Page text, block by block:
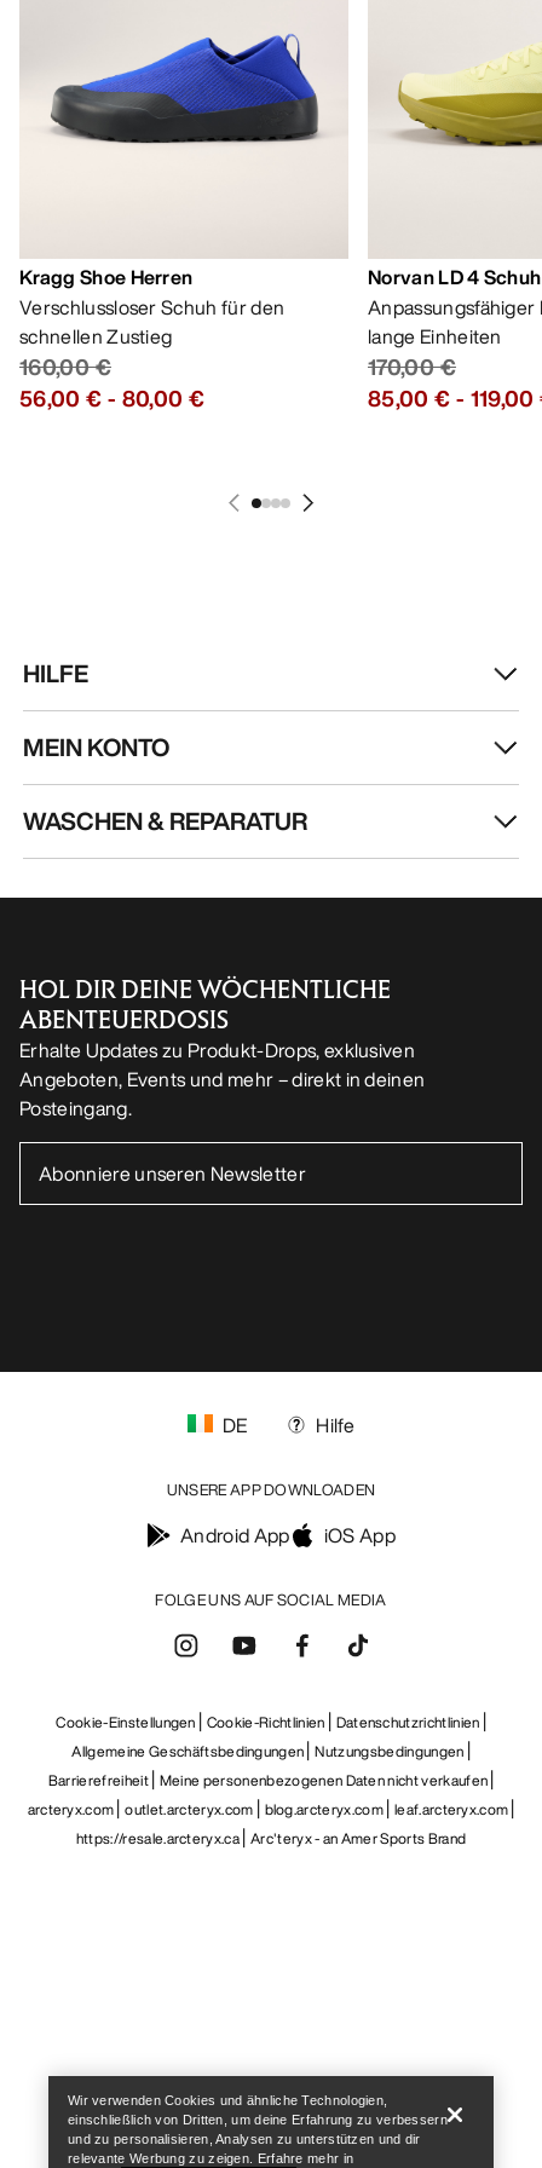
Kragg Shoe Herren
Verschlussloser Schuh für den
schnellen Zustieg
160,00 €
56,00 €- 80,00 €
Norvan LD 4
lange Einheiten
170,00 €
85,00 €-
HILFE
MEIN KONTO
WASCHEN & REPARATUR
HOL DIR DEINE WÖCHENTLICHE
ABENTEUERDOSIS
Erhalte Updates zu Produkt-Drops, exklusiven
Angeboten, Events und mehr – direkt in deinen
Posteingang.
FOLGE UNS AUF SOCIAL MEDIA
DE Hilfe
UNSERE APP DOWNLOADEN
Android App iOS App
Cookie-Einstellungen Cookie-Richtlinien Datenschutzrichtlinien
Allgemeine Geschäftsbedingungen Nutzungsbedingungen
Barrierefreiheit Meine personenbezogenen Daten nicht verkaufen
arcteryx.com outlet.arcteryx.com blog.arcteryx.com leaf.arcteryx.com
https://resale.arcteryx.ca Arc'teryx - an Amer Sports Brand
Wir verwenden Cookies und ähnliche Technologien,
einschließlich von Dritten, um deine Erfahrung zu verbessern
und zu personalisieren, Analysen zu unterstützen und dir
relevante Werbung zu zeigen. Erfahre mehr in